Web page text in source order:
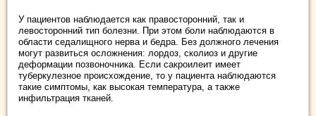
У пациентов наблюдается как правосторонний, так и
левосторонний тип болезни. При этом боли наблюдаются в
области седалищного нерва и бедра. Без должного лечения
могут развиться осложнения: лордоз, сколиоз и другие
деформации позвоночника. Если сакроилеит имеет
туберкулезное происхождение, то у пациента наблюдаются
такие симптомы, как высокая температура, а также
инфильтрация тканей.